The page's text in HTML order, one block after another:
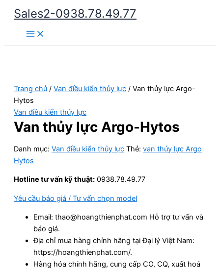
Nhảy
dung
Sales2-0938.78.49.77
Main
Menu
Trang chủ / Van điều kiển thủy lực / Van thủy lực Argo-
Hytos
Van điều kiển thủy lực
Van thủy lực Argo-Hytos
Danh mục: Van điều kiển thủy lực Thẻ: van thủy lực Argo
Hytos
Hotline tư vấn kỹ thuật: 0938.78.49.77
Yêu cầu báo giá / Tư vấn chọn model
Email: thao@hoangthienphat.com Hỗ trợ tư vấn và
báo giá.
Địa chỉ mua hàng chính hãng tại Đại lý Việt Nam:
https://hoangthienphat.com/.
Hàng hóa chính hãng, cung cấp CO, CQ, xuất hoá